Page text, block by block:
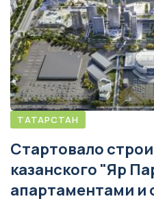
ТАТАРСТАН
Стартовало
казанского "Яр
апартаментами и